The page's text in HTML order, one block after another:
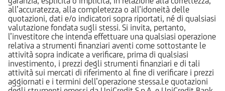
all’accuratezza, alla completezza o all’idoneità delle
quotazioni, dati e/o indicatori sopra riportati, né di qualsiasi
valutazione fondata sugli stessi. Si invita, pertanto,
l’investitore che intenda effettuare una qualsiasi operazione
relativa a strumenti finanziari aventi come sottostante le
attività sopra indicate a verificare, prima di qualsiasi
investimento, i prezzi degli strumenti finanziari e di tali
attività sui mercati di riferimento al fine di verificare i prezzi
aggiornati e i termini dell’operazione stessa.Le quotazioni